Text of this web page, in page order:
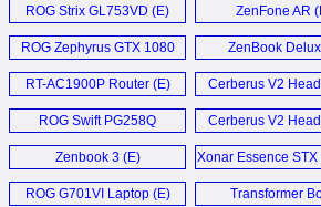
ROG Strix GL753VD (E) ZenFone AR
ROG Zephyrus GTX 1080
Laptop (E)
ZenBook
Ultrabook
RT-AC1900P Router (E) Cerberus V2
ROG Swift PG258Q
Monitor (D)
Cerberus V2
Zenbook 3 (E) Xonar Essence STX
ROG G701VI Laptop (E)
Transformer